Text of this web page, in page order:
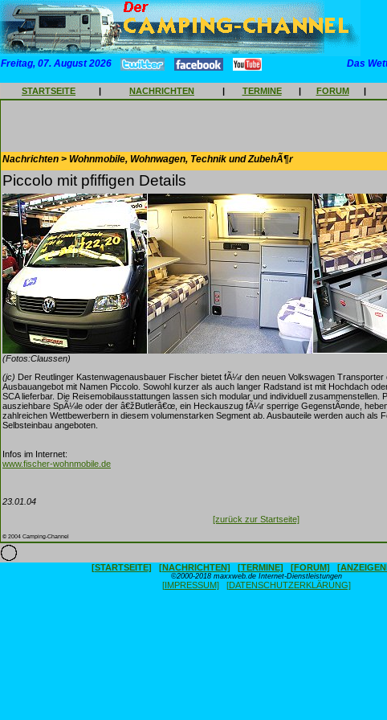
Freitag, 07. August 2026 Das
STARTSEITE | NACHRICHTEN | TERMINE | FORUM |
Nachrichten > Wohnmobile, Wohnwagen, Technik und ZubehÃ¶r
Piccolo mit pfiffigen Details
(Fotos:Claussen)
(jc) Der Reutlinger Kastenwagenausbauer Fischer bietet fÃ¼r den neuen Volkswagen Transporter
Ausbauangebot mit Namen Piccolo. Sowohl kurzer als auch langer Radstand ist mit Hochdach
SCA lieferbar. Die Reisemobilausstattungen lassen sich modular und individuell zusammenstellen.
ausziehbare SpÃ¼le oder der â€žButlerâ€œ, ein Heckauszug fÃ¼r sperrige GegenstÃ¤nde,
zahlreichen Wettbewerbern in diesem volumenstarken Segment ab. Ausbauteile werden auch als
Selbsteinbau angeboten.
Infos im Internet:
www.fischer-wohnmobile.de
23.01.04
[zurück zur Startseite]
© 2004 Camping-Channel
[STARTSEITE] [NACHRICHTEN] [TERMINE] [FORUM]
©2000-2018 maxxweb.de Internet-Dienstleistungen
[IMPRESSUM] [DATENSCHUTZERKLÄRUNG]